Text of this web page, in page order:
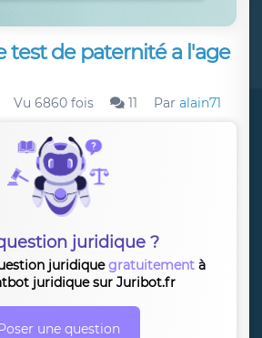
test de paternité a l'age
Vu 6860 fois 11 Par alain71
juridique ?
juridiquegratuitement à
juridique sur Juribot.fr
une question